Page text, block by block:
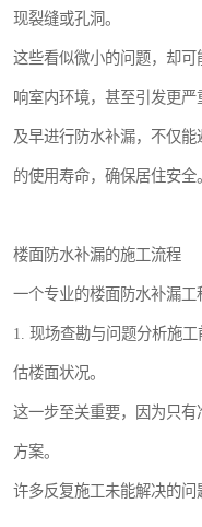
现裂缝或孔洞。
这些看似微小的问题，却
响室内环境，甚至引发更严
及早进行防水补漏，不仅
的使用寿命，确保居住安全。
楼面防水补漏的施工流程
一个专业的楼面防水补漏工
1. 现场查勘与问题分析施
估楼面状况。
这一步至关重要，因为只
方案。
许多反复施工未能解决的问